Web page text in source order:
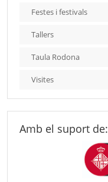
Festes i festivals
Tallers
Taula Rodona
Visites
Amb el suport de: